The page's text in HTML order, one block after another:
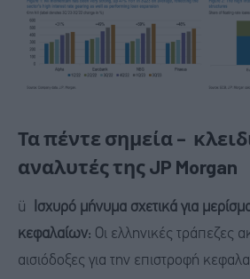
Τα πέντε σημεία –
αναλυτές της JP Morgan
ü
Ισχυρό μήνυμα σχετικά για
κεφαλαίων: Οι ελληνικές τράπεζες
αισιόδοξες για την επιστροφή